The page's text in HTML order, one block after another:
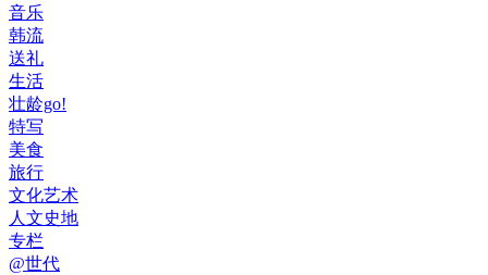
音乐
韩流
送礼
生活
壮龄go!
特写
美食
旅行
文化艺术
人文史地
专栏
@世代